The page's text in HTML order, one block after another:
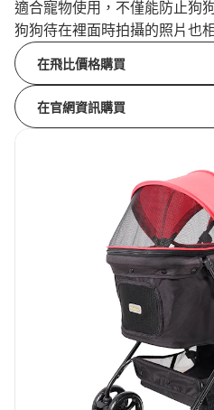
適合寵物使用，不僅能防止狗
狗狗待在裡面時拍攝的照片也
在飛比價格購買
在官網資訊購買